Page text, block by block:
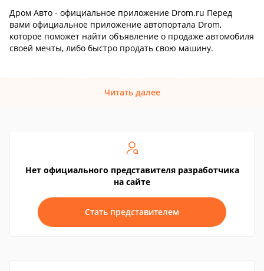
Дром Авто - официальное приложение Drom.ru Перед
вами официальное приложение автопортала Drom,
которое поможет найти объявление о продаже автомобиля
своей мечты, либо быстро продать свою машину.
Читать далее
Нет официального представителя разработчика
на сайте
Стать представителем